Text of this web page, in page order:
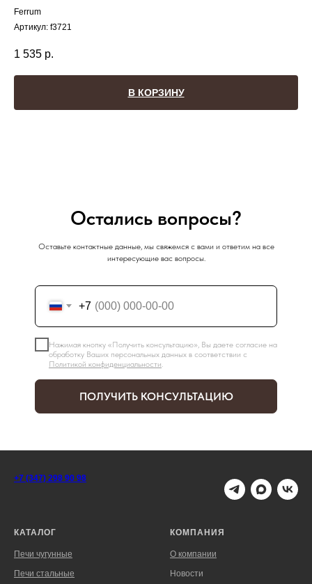
Ferrum
Артикул: f3721
1 535 р.
В КОРЗИНУ
Остались вопросы?
Оставьте контактные данные, мы свяжемся с вами и ответим на все
интересующие вас вопросы.
+7
Нажимая кнопку «Получить консультацию», Вы даете согласие на
обработку Ваших персональных данных в соответствии с
Политикой конфиденциальности
ПОЛУЧИТЬ КОНСУЛЬТАЦИЮ
+7 (347) 298 90 98
КАТАЛОГ
Печи чугунные
Печи стальные
КОМПАНИЯ
О компании
Новости